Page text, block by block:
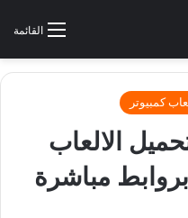
القائمة
كمبيوتر
لتحميل الالعاب
بروابط مباشرة